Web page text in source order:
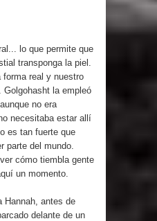
lo que permite que
transponga la piel.
forma real y nuestro
la empleó
no era
necesitaba estar allí
es tan fuerte que
parte del mundo.
cómo tiembla gente
un momento.
antes de
delante de un